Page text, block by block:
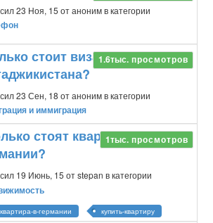
23 Ноя, 15 отаноним в категории
1.6тыс.просмотров
стоит виза в германию
23 Сен, 18 отаноним в категории
и иммиграция
1тыс.просмотров
стоят квартиры в
19 Июнь, 15 отstepan в категории
квартира-в-германии купить-квартиру